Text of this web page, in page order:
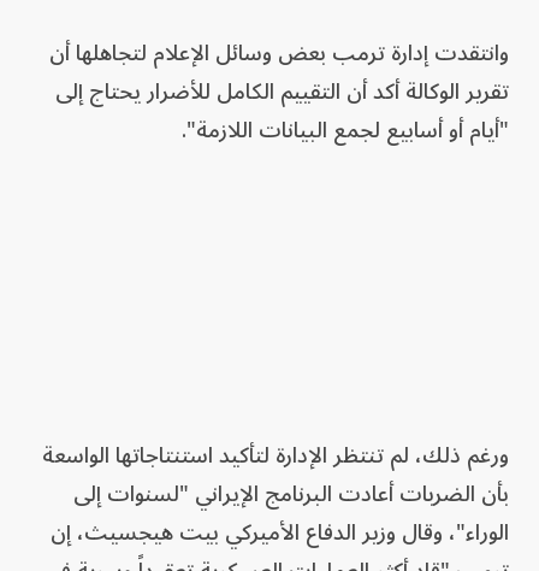
وانتقدت إدارة ترمب بعض وسائل الإعلام لتجاهلها أن
تقرير الوكالة أكد أن التقييم الكامل للأضرار يحتاج إلى
"أيام أو أسابيع لجمع البيانات اللازمة".
ورغم ذلك، لم تنتظر الإدارة لتأكيد استنتاجاتها الواسعة
بأن الضربات أعادت البرنامج الإيراني "لسنوات إلى
الوراء"، وقال وزير الدفاع الأميركي بيت هيجسيث، إن